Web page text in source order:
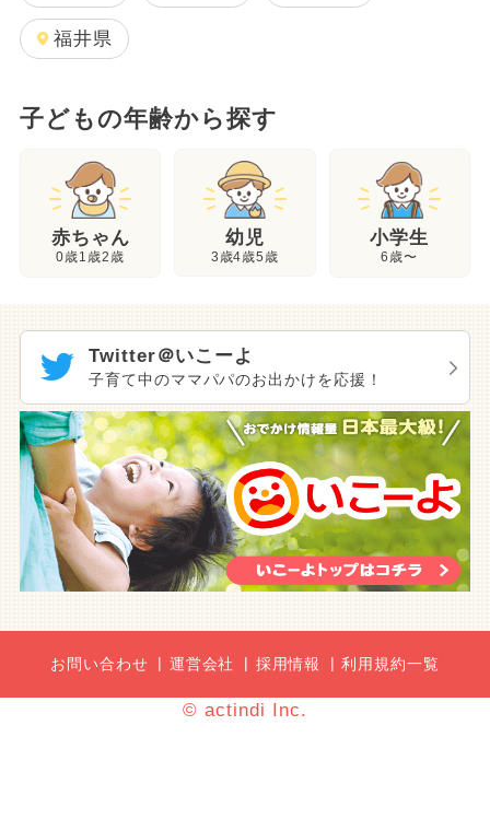
福井県
子どもの年齢から探す
赤ちゃん
0歳1歳2歳
幼児
3歳4歳5歳
小学生
6歳〜
Twitter＠いこーよ
子育て中のママパパのお出かけを応援！
お問い合わせ 運営会社 採用情報 利用規約一覧
© actindi Inc.